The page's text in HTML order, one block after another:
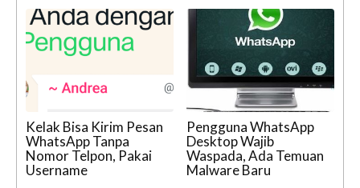
Kelak Bisa Kirim Pesan
WhatsApp Tanpa
Nomor Telpon, Pakai
Username
Pengguna WhatsApp
Desktop Wajib
Waspada, Ada Temuan
Malware Baru